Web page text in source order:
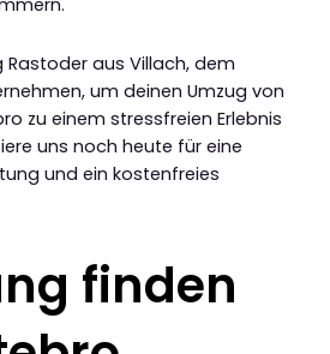
aus Villach, dem
um deinen Umzug von
zu einem stressfreien Erlebnis
uns noch heute für eine
und ein kostenfreies
finden